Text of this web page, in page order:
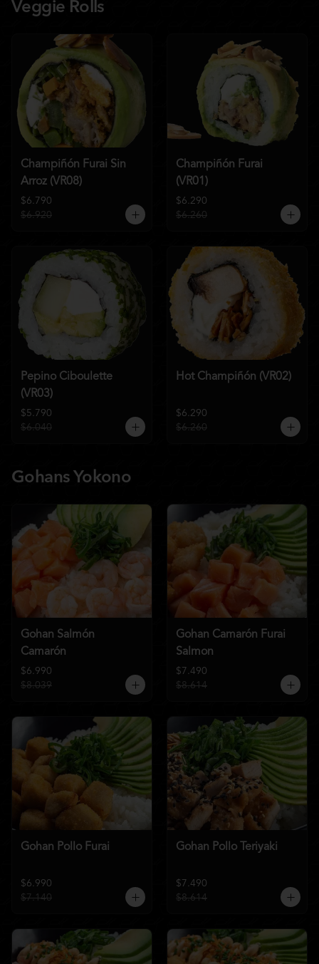
Veggie Rolls
Champiñón Furai Sin
Arroz (VR08)
$6.790
$6.920
Champiñón Furai
(VR01)
$6.290
$6.260
Pepino Ciboulette
(VR03)
$5.790
$6.040
Hot Champiñón (VR02)
$6.290
$6.260
Gohans Yokono
Gohan Salmón
Camarón
$6.990
$8.039
Gohan Camarón Furai
Salmon
$7.490
$8.614
Gohan Pollo Furai
$6.990
$7.140
Gohan Pollo Teriyaki
$7.490
$8.614